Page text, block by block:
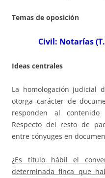
Temas de oposición
Civil: Notarías
Ideas centrales
La homologación judicial
otorga carácter de
responden al
Respecto del resto de
entre cónyuges en
¿Es título hábil el
determinada finca que